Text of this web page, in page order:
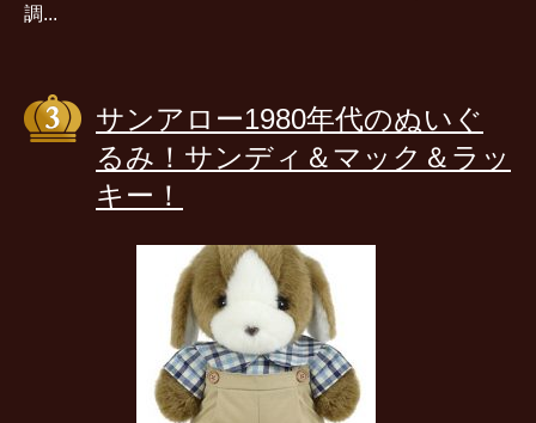
調...
サンアロー1980年代のぬいぐ
るみ！サンディ＆マック＆ラッ
キー！